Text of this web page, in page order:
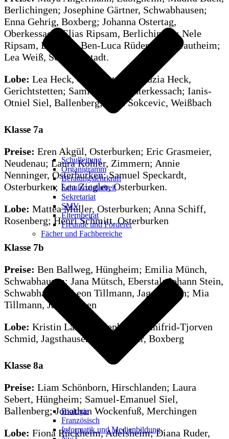
Schulleitung
Organigramm
Beratungslehrkraft
Schulsozialarbeit
Sekretariat
SMV
Elternbeirat
Freunde und Förderer
Fächer und Fachbereiche
Biologie
Französisch
Informatik und Medienbildung
Berlichingen; Josephine Gärtner, Schwabhausen;
Enna Gehrig, Boxberg; Johanna Ostertag,
Oberkessach; Elias Ripsam, Berlichingen; Nele
Ripsam, Eberstal; Ben-Luca Rüdenauer, Krautheim;
Lea Weiß, Schillingstadt.
Lobe: Lea Heck, Gerichtstetten; Luzia Heck,
Gerichtstetten; Samir Sadak, Unterkessach; Ianis-
Otniel Siel, Ballenberg; Nika Sokcevic, Weißbach
Klasse 7a
Preise: Eren Akgül, Osterburken; Eric Grasmeier,
Neudenau; Laura Kohler, Zimmern; Annie
Nenninger, Osterburken; Samuel Speckardt,
Osterburken; Lea Ziegler, Osterburken.
Lobe: Mattea Müller, Osterburken; Anna Schiff,
Rosenberg; Henri Schmitt, Osterburken
Klasse 7b
Preise: Ben Ballweg, Hüngheim; Emilia Münch,
Schwabhausen; Jana Mütsch, Eberstal; Johann Stein,
Schwabhausen; Leon Tillmann, Jagsthausen; Mia
Tillmann, Jagsthausen
Lobe: Kristin Lang, Ballenberg; Annifrid-Tjorven
Schmid, Jagsthausen; Linus Zeier, Boxberg
Klasse 8a
Preise: Liam Schönborn, Hirschlanden; Laura
Sebert, Hüngheim; Samuel-Emanuel Siel,
Ballenberg; Jonathan Wockenfuß, Merchingen
Lobe: Fiona Rückheim, Adelsheim; Diana Ruder,